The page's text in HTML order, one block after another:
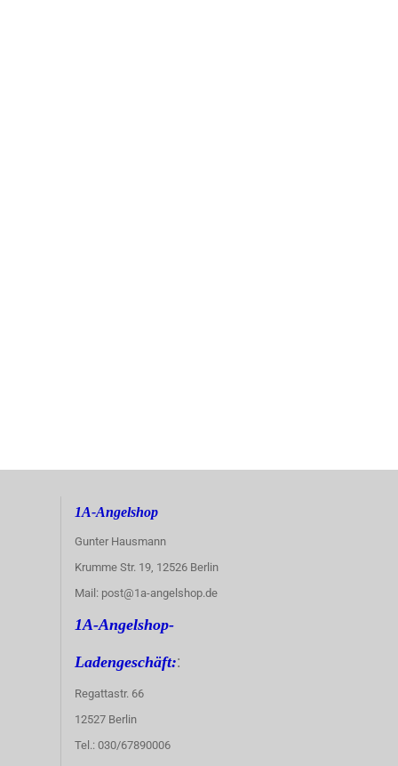
1A-Angelshop
Gunter Hausmann
Krumme Str. 19, 12526 Berlin
Mail: post@1a-angelshop.de
1A-Angelshop-
Ladengeschäft::
Regattastr. 66
12527 Berlin
Tel.: 030/67890006